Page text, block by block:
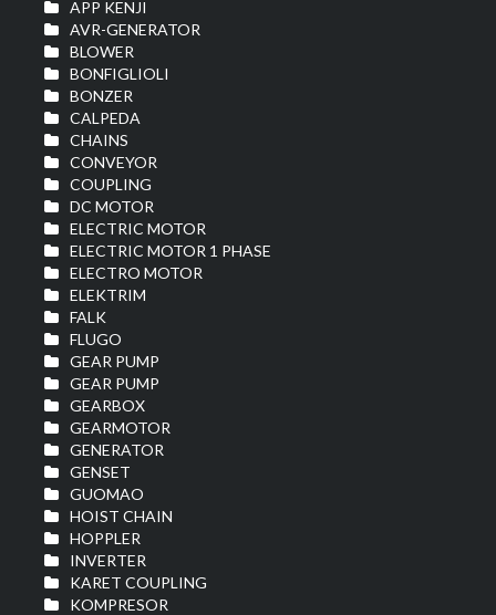
APP KENJI
AVR-GENERATOR
BLOWER
BONFIGLIOLI
BONZER
CALPEDA
CHAINS
CONVEYOR
COUPLING
DC MOTOR
ELECTRIC MOTOR
ELECTRIC MOTOR 1 PHASE
ELECTRO MOTOR
ELEKTRIM
FALK
FLUGO
GEAR PUMP
GEAR PUMP
GEARBOX
GEARMOTOR
GENERATOR
GENSET
GUOMAO
HOIST CHAIN
HOPPLER
INVERTER
KARET COUPLING
KOMPRESOR